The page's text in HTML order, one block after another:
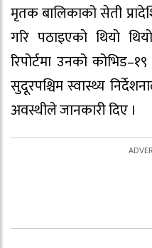
मृतक बालिकाको सेती
गरि पठाइएको थियो
रिपोर्टमा उनको
सुदूरपश्चिम स्वास्थ्य
अवस्थीले जानकारी दिए ।